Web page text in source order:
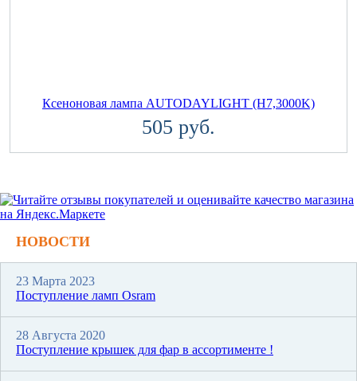
Ксеноновая лампа AUTODAYLIGHT (H7,3000K)
505 руб.
НОВОСТИ
23 Марта 2023
Поступление ламп Osram
28 Августа 2020
Поступление крышек для фар в ассортименте !